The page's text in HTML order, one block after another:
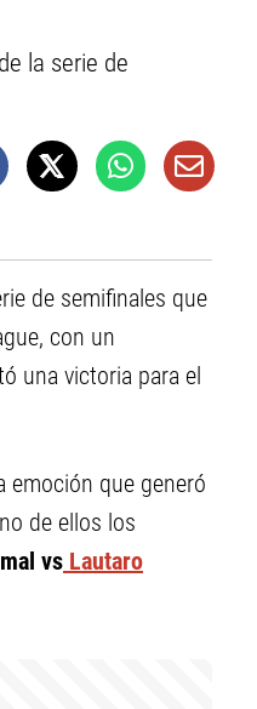
la serie de
de semifinales que
con un
una victoria para el
emoción que generó
de ellos los
vs Lautaro